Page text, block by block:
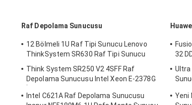
Raf Depolama Sunucusu
12 Bölmeli 1U Raf Tipi Sunucu Lenovo
ThinkSystem SR630 Raf Tipi Sunucu
Think System SR250 V2 4SFF Raf
Depolama Sunucusu Intel Xeon E-2378G
Intel C621A Raf Depolama Sunucusu
32
Ultra
Yeni